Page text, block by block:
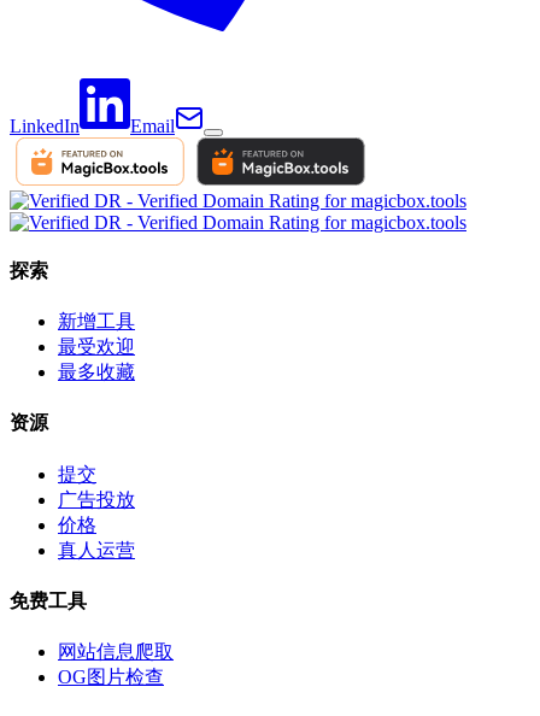
LinkedIn Email
探索
新增工具
最受欢迎
最多收藏
资源
提交
广告投放
价格
真人运营
免费工具
网站信息爬取
OG图片检查